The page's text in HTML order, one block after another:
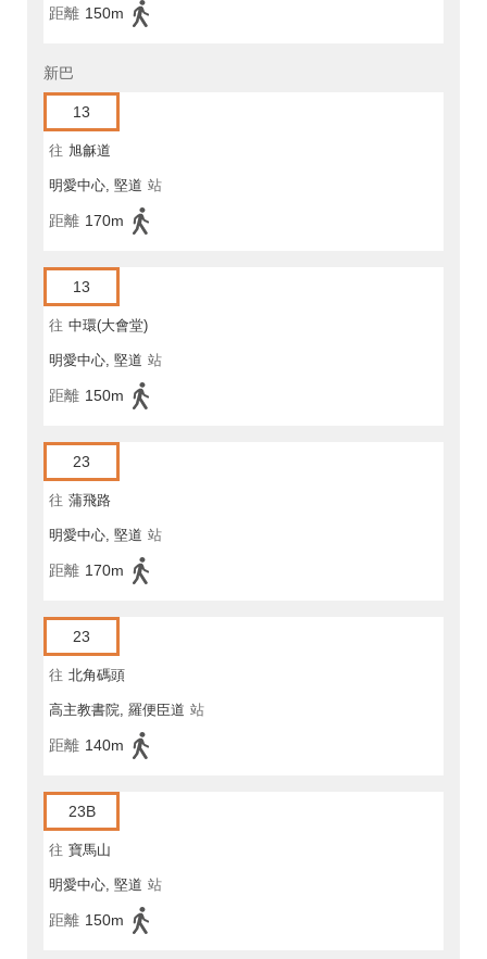
距離 150m
新巴
13
往 旭龢道
明愛中心, 堅道 站
距離 170m
13
往 中環(大會堂)
明愛中心, 堅道 站
距離 150m
23
往 蒲飛路
明愛中心, 堅道 站
距離 170m
23
往 北角碼頭
高主教書院, 羅便臣道 站
距離 140m
23B
往 寶馬山
明愛中心, 堅道 站
距離 150m